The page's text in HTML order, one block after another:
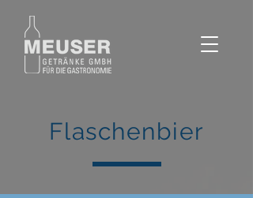
Flaschenbier